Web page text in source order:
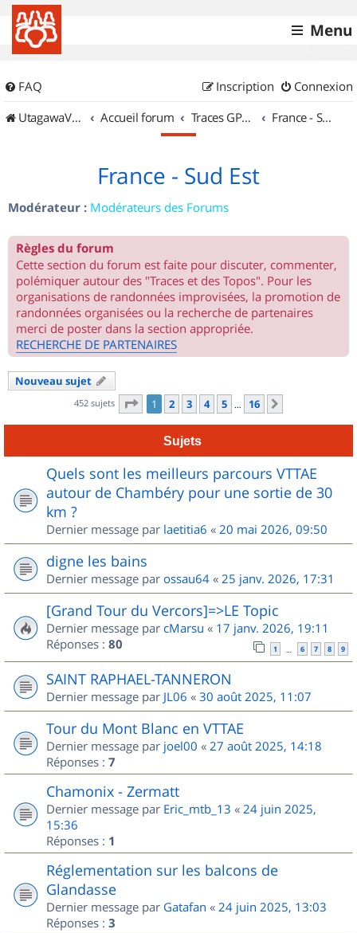
Menu
FAQ Connexion
Inscription
UtagawaVTT (Randos VTT et VTTAE avec traces GPS)
Accueil forum Traces GPS de randos VTT France - Sud Est
France - Sud Est
Modérateur : Modérateurs des Forums
Règles du forum
Cette section du forum est faite pour discuter, commenter,
polémiquer autour des "Traces et des Topos". Pour les
organisations de randonnées improvisées, la promotion de
randonnées organisées ou la recherche de partenaires
merci de poster dans la section appropriée.
RECHERCHE DE PARTENAIRES
Nouveau sujet
452 sujets Page 1sur
1 2 3 4 5 … 16
Sujets
Quels sont les meilleurs parcours VTTAE
autour de Chambéry pour une sortie de 30
km ?
Dernier message par laetitia6 « 20 mai 2026, 09:50
digne les bains
Dernier message par ossau64 « 25 janv. 2026, 17:31
[Grand Tour du Vercors]=>LE Topic
Dernier message par cMarsu « 17 janv. 2026, 19:11
Réponses : 80 1 … 6 7 8 9
SAINT RAPHAEL-TANNERON
Dernier message par JL06 « 30 août 2025, 11:07
Tour du Mont Blanc en VTTAE
Dernier message par joel00 « 27 août 2025, 14:18
Réponses : 7
Chamonix - Zermatt
Dernier message par Eric_mtb_13 « 24 juin 2025,
15:36
Réponses : 1
Réglementation sur les balcons de
Glandasse
Dernier message par Gatafan « 24 juin 2025, 13:03
Réponses : 3